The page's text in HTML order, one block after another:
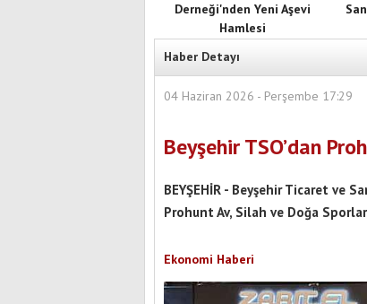
Derneği'nden Yeni Aşevi
Hamlesi
Haber Detayı
04 Haziran 2026 - Perşembe 17:29
Beyşehir TSO’dan
BEYŞEHİR - Beyşehir Ticaret ve
Prohunt Av, Silah ve Doğa
Ekonomi Haberi